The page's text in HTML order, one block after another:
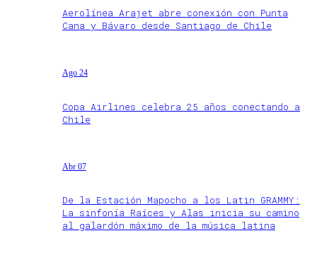
Aerolínea Arajet abre conexión con Punta
Cana y Bávaro desde Santiago de Chile
Ago 24
Copa Airlines celebra 25 años conectando a
Chile
Abr 07
De la Estación Mapocho a los Latin GRAMMY:
La sinfonía Raíces y Alas inicia su camino
al galardón máximo de la música latina